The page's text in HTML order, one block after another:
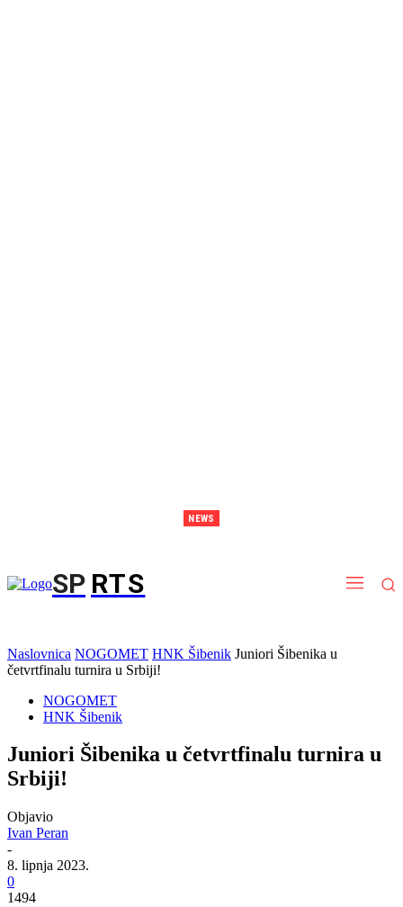
NEWS
SP RTS
Naslovnica NOGOMET HNK Šibenik Juniori Šibenika u
četvrtfinalu turnira u Srbiji!
NOGOMET
HNK Šibenik
Juniori Šibenika u četvrtfinalu turnira u
Srbiji!
Objavio
Ivan Peran
-
8. lipnja 2023.
0
1494